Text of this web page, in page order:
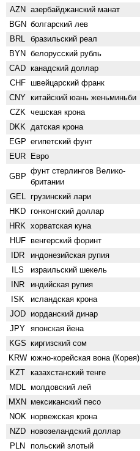
AZN азербайджанский манат
BGN болгарский лев
BRL бразильский реал
BYN белорусский рубль
CAD канадский доллар
CHF швейцарский франк
CNY китайский юань женьминьби
CZK чешская крона
DKK датская крона
EGP египетский фунт
EUR Евро
GBP
фунт стерлингов Велико­
британии
GEL грузинский лари
HKD гонконгский доллар
HRK хорватская куна
HUF венгерский форинт
IDR индонезийская рупия
ILS израильский шекель
INR индийская рупия
ISK исландская крона
JOD иорданский динар
JPY японская йена
KGS киргизский сом
KRW южно-корейская вона (Корея)
KZT казахстанский тенге
MDL молдовский лей
MXN мексиканский песо
NOK норвежская крона
NZD ново­зеландский доллар
PLN польский злотый